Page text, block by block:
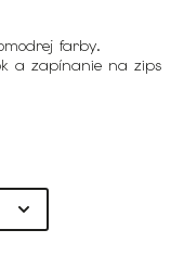
farby.
a zapínanie na zips